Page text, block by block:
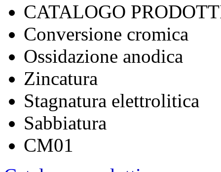
CATALOGO
Conversione cromica
Ossidazione anodica
Zincatura
Stagnatura elettrolitica
Sabbiatura
CM01